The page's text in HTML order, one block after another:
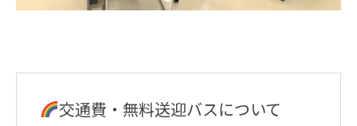
交通費・無料送迎バスについて